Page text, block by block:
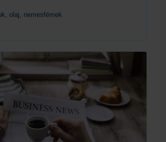
olaj, nemesfémek
Tovább